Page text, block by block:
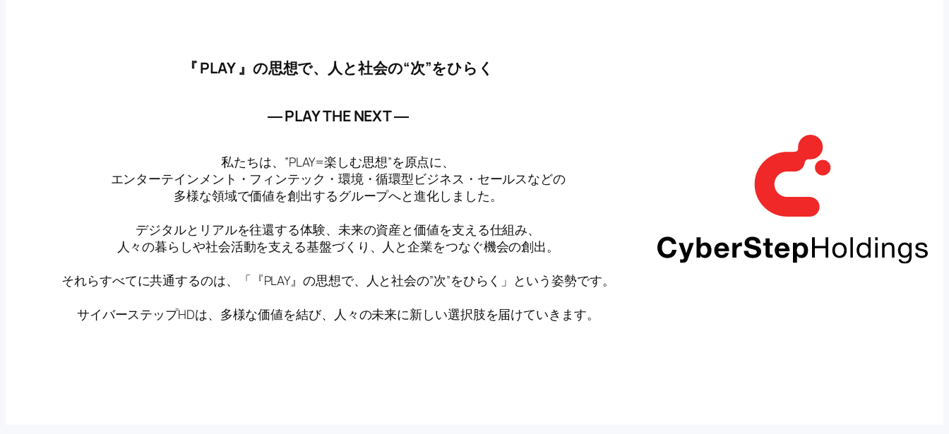
『 PLAY 』の思想で、人と社会の“次”をひらく
― PLAY THE NEXT ―
私たちは、”PLAY=楽しむ思想”を原点に、
エンターテインメント・フィンテック・環境・循環型ビジネス・セールスなどの
多様な領域で価値を創出するグループへと進化しました。
デジタルとリアルを往還する体験、未来の資産と価値を支える仕組み、
人々の暮らしや社会活動を支える基盤づくり、人と企業をつなぐ機会の創出。
それらすべてに共通するのは、「『PLAY』の思想で、人と社会の”次”をひらく」という姿勢です。
サイバーステップHDは、多様な価値を結び、人々の未来に新しい選択肢を届けていきます。